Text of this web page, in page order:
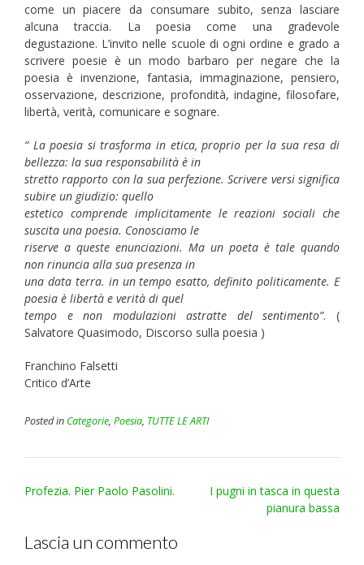
come un piacere da consumare subito, senza lasciare
alcuna traccia. La poesia come una gradevole
degustazione. L’invito nelle scuole di ogni ordine e grado a
scrivere poesie è un modo barbaro per negare che la
poesia è invenzione, fantasia, immaginazione, pensiero,
osservazione, descrizione, profondità, indagine, filosofare,
libertà, verità, comunicare e sognare.
“ La poesia si trasforma in etica, proprio per la sua resa di
bellezza: la sua responsabilità è in
stretto rapporto con la sua perfezione. Scrivere versi significa
subire un giudizio: quello
estetico comprende implicitamente le reazioni sociali che
suscita una poesia. Conosciamo le
riserve a queste enunciazioni. Ma un poeta è tale quando
non rinuncia alla sua presenza in
una data terra. in un tempo esatto, definito politicamente. E
poesia è libertà e verità di quel
tempo e non modulazioni astratte del sentimento”. (
Salvatore Quasimodo, Discorso sulla poesia )
Franchino Falsetti
Critico d’Arte
Posted in Categorie, Poesia, TUTTE LE ARTI
Post
Profezia. Pier Paolo Pasolini.
I pugni in tasca in questa
pianura bassa
Lascia un commento